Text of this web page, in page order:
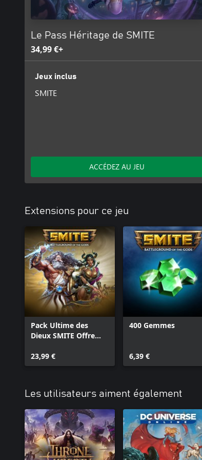
Le Pass Héritage de SMITE
34,99 €+
Jeux inclus
SMITE
ACCÉDEZ AU JEU
Extensions pour ce jeu
Pack Ultime des
Dieux SMITE Offre
23,99 €
400 Gemmes
6,39 €
Les utilisateurs aiment également